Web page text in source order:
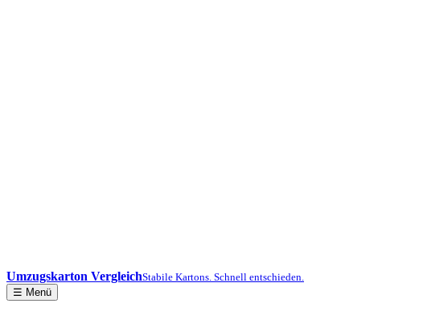
Umzugskarton VergleichStabile Kartons. Schnell entschieden.
☰ Menü